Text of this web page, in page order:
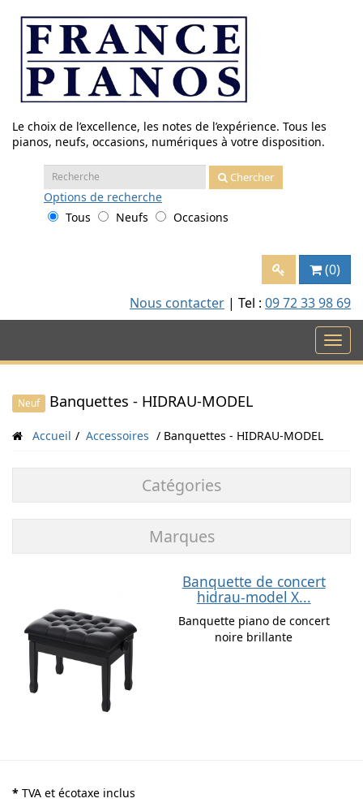
contenu
Le choix de l’excellence, les notes de l’expérience. Tous les
pianos, neufs, occasions, numériques à votre disposition.
Recherche
:
Chercher
Options de recherche
Tous
Neufs Occasions
(0)
Nous contacter | Tel : 09 72 33 98 69
Neuf Banquettes - HIDRAU-MODEL
Accueil Accessoires Banquettes - HIDRAU-MODEL
Catégories
Marques
Banquette de concert
hidrau-model X...
Banquette piano de concert
noire brillante
* TVA et écotaxe inclus